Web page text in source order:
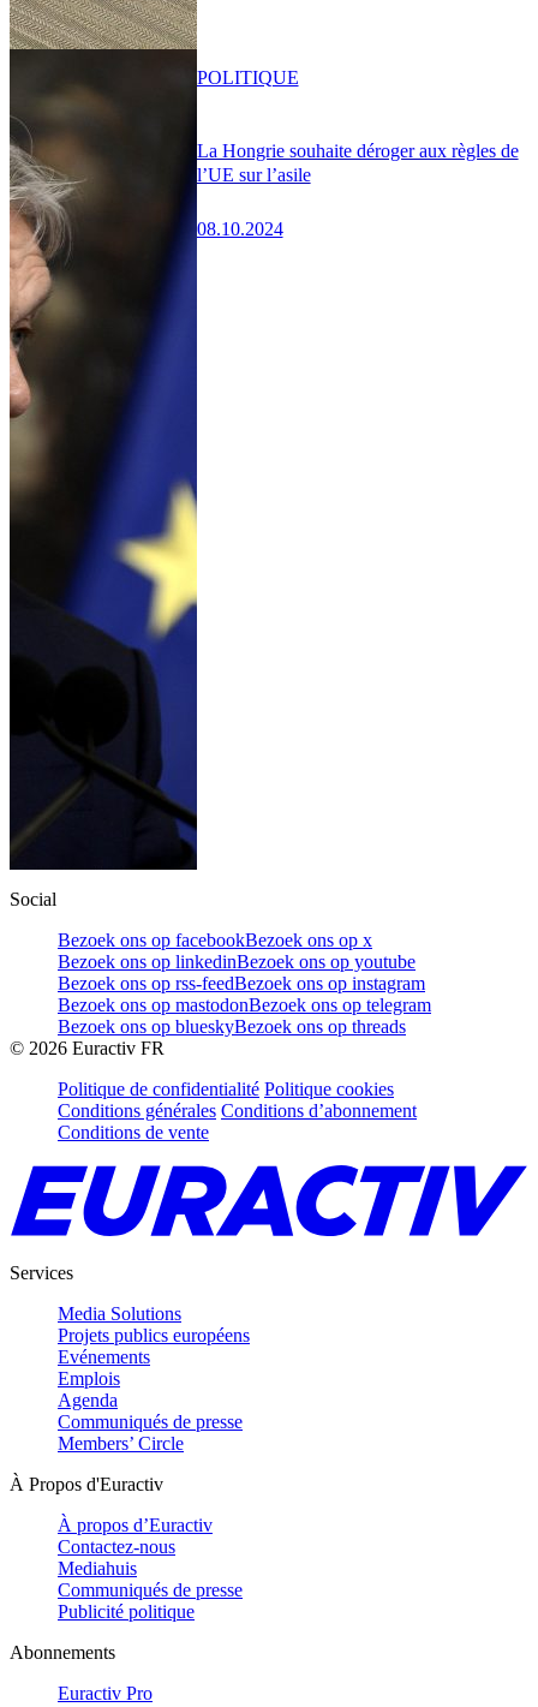
La Hongrie souhaite déroger aux règles de
l’UE sur l’asile
08.10.2024
POLITIQUE
Social
Bezoek ons op facebookBezoek ons op x
Bezoek ons op linkedinBezoek ons op youtube
Bezoek ons op rss-feedBezoek ons op instagram
Bezoek ons op mastodonBezoek ons op telegram
Bezoek ons op blueskyBezoek ons op threads
© 2026 Euractiv FR
Politique de confidentialité Politique cookies
Conditions générales Conditions d’abonnement
Conditions de vente
Services
Media Solutions
Projets publics européens
Evénements
Emplois
Agenda
Communiqués de presse
Members’ Circle
À Propos d'Euractiv
À propos d’Euractiv
Contactez-nous
Mediahuis
Communiqués de presse
Publicité politique
Abonnements
Euractiv Pro